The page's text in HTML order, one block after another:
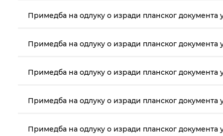
Примедба на одлуку о изради планског документа
Примедба на одлуку о изради планског документа
Примедба на одлуку о изради планског документа
Примедба на одлуку о изради планског документа
Примедба на одлуку о изради планског документа